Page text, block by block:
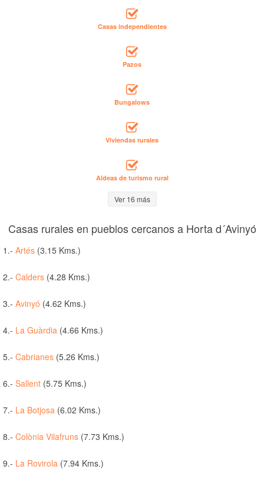
Casas independientes
Pazos
Bungalows
Viviendas rurales
Aldeas de turismo rural
Ver 16 más
Casas rurales en pueblos cercanos a Horta d´Avinyó
1.- Artés (3.15 Kms.)
2.- Calders (4.28 Kms.)
3.- Avinyó (4.62 Kms.)
4.- La Guàrdia (4.66 Kms.)
5.- Cabrianes (5.26 Kms.)
6.- Sallent (5.75 Kms.)
7.- La Botjosa (6.02 Kms.)
8.- Colònia Vilafruns (7.73 Kms.)
9.- La Rovirola (7.94 Kms.)